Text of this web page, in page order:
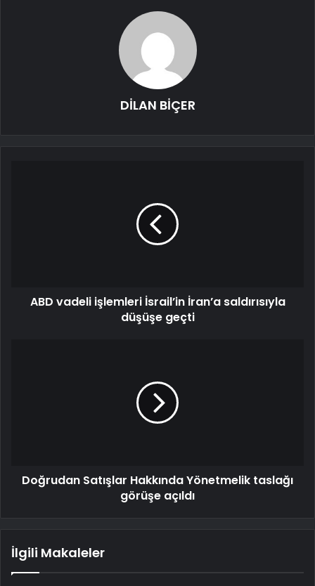
DİLAN BİÇER
ABD vadeli işlemleri İsrail’in İran’a saldırısıyla
düşüşe geçti
Doğrudan Satışlar Hakkında Yönetmelik taslağı
görüşe açıldı
İlgili Makaleler